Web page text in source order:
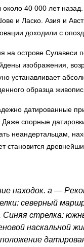
40 000 лет
и Ласко. Азия и
доходили с
на острове Сулавеси
изображения,
устанавливает
образца
датированные
Даже спорные
неандертальцам,
становится
находок. a —
северный
Синяя стрелка:
наскальной